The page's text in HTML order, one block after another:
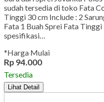
sudah tersedia di toko Fata
Tinggi 30 cm Include : 2
Fata 1 Buah Sprei Fata
spesifikasi…
*Harga Mulai
Rp 94.000
Tersedia
Lihat Detail